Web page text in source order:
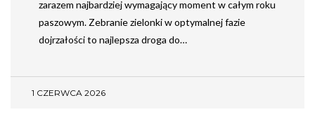
zarazem najbardziej wymagający moment w całym roku
paszowym. Zebranie zielonki w optymalnej fazie
dojrzałości to najlepsza droga do…
1 CZERWCA 2026